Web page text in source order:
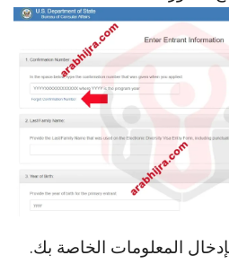
المعلومات الخاصة بك.